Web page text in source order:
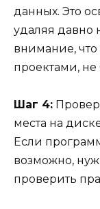
данных. Это
удаляя давно
внимание,
проектами, не
Шаг 4:
места на
Если
возможно,
проверить